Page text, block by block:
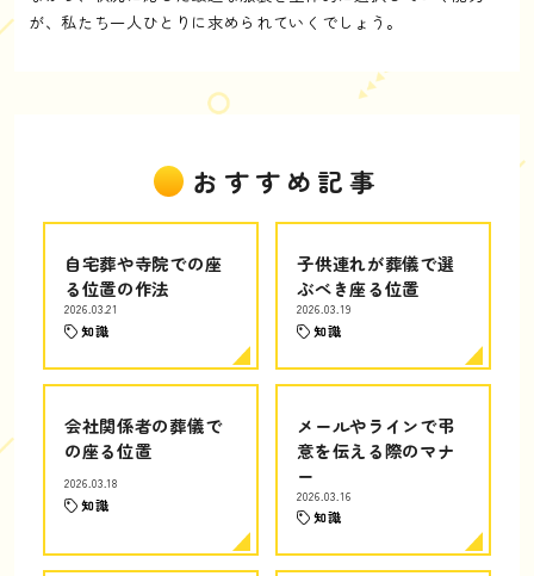
が、私たち一人ひとりに求められていくでしょう。
おすすめ記事
自宅葬や寺院での座
る位置の作法
2026.03.21
知識
子供連れが葬儀で選
ぶべき座る位置
2026.03.19
知識
会社関係者の葬儀で
の座る位置
2026.03.18
知識
メールやラインで弔
意を伝える際のマナ
ー
2026.03.16
知識